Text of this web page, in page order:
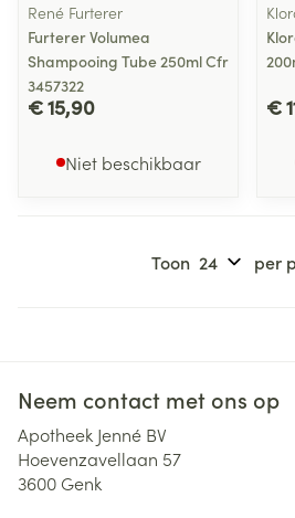
René Furterer
Furterer Volumea
Shampooing Tube 250ml Cfr
3457322
€ 15,90
Niet beschikbaar
€
Toon per
Neem contact met ons op
Apotheek Jenné BV
Hoevenzavellaan 57
3600 Genk